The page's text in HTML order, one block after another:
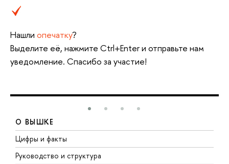
Нашли опечатку?
Выделите её, нажмите Ctrl+Enter и отправьте нам
уведомление. Спасибо за участие!
О ВЫШКЕ
Цифры и факты
Руководство и структура